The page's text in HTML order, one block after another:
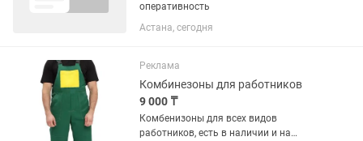
оперативность
Астана, сегодня
Реклама
Комбинезоны для работников
9 000 ₸
Комбенизоны для всех видов
работников, есть в наличии и на